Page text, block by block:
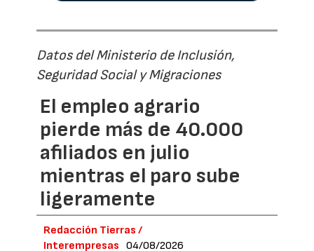
Datos del Ministerio de Inclusión,
Seguridad Social y Migraciones
El empleo agrario
pierde más de 40.000
afiliados en julio
mientras el paro sube
ligeramente
Redacción Tierras /
Interempresas
04/08/2026